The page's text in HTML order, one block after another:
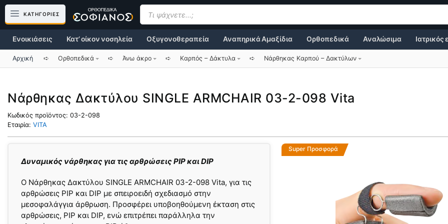
Μετάβαση
περιεχόμενο
ΚΑΤΗΓΟΡΙΕΣ
Products
search
Κατ’ οίκον νοσηλεία Οξυγονοθεραπεία Αναπηρικά Αμαξίδια
Ενοικιάσεις Ορθοπεδικά Αναλώσιμα Ιατρικός
Αρχική ➪ Ορθοπεδικά ➪ Άνω άκρο ➪ Καρπός – Δάκτυλα ➪ Νάρθηκας Καρπού – Δακτύλων
Νάρθηκας Δακτύλου SINGLE ARMCHAIR 03-2-098 Vita
Κωδικός προϊόντος: 03-2-098
Εταιρία: VITA
Δυναμικός νάρθηκας για τις αρθρώσεις PIP και DIP
Ο Νάρθηκας Δακτύλου SINGLE ARMCHAIR 03-2-098 Vita, για τις
αρθρώσεις PIP και DIP με σπειροειδή σχεδιασμό στην
μεσοφαλάγγια άρθρωση. Προσφέρει υποβοηθούμενη έκταση στις
αρθρώσεις, PIP και DIP, ενώ επιτρέπει παράλληλα την
Super Προσφορά